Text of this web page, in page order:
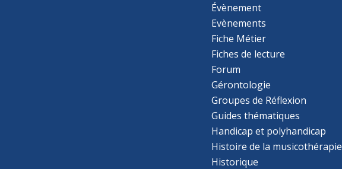
Évènement
Evènements
Fiche Métier
Fiches de lecture
Forum
Gérontologie
Groupes de Réflexion
Guides thématiques
Handicap et polyhandicap
Histoire de la musicothérapie
Historique